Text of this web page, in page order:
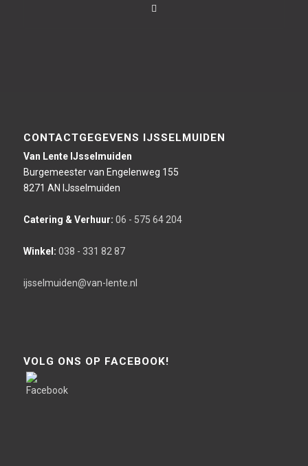
CONTACTGEGEVENS IJSSELMUIDEN
Van Lente IJsselmuiden
Burgemeester van Engelenweg 155
8271 AN IJsselmuiden
Catering & Verhuur: 06 - 575 64 204
Winkel: 038 - 331 82 87
ijsselmuiden@van-lente.nl
VOLG ONS OP FACEBOOK!